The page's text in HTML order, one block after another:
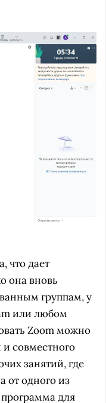
что дает
она вновь
группам, у
или любом
Zoom можно
совместного
занятий, где
от одного из
для